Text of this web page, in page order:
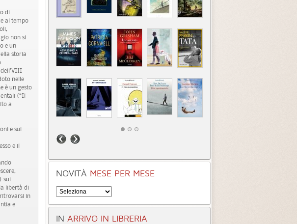
di
al tempo
non si
e un
storia
nelle
è un gesto
(“Il
a
e sul
e il
sui
libertà di
in
e
NOVITÀ MESE PER MESE
IN ARRIVO IN LIBRERIA